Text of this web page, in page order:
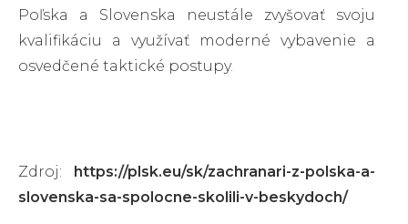
Poľska a Slovenska neustále zvyšovať svoju
kvalifikáciu a využívať moderné vybavenie a
osvedčené taktické postupy.
Zdroj:
https://plsk.eu/sk/zachranari-z-polska-a-
slovenska-sa-spolocne-skolili-v-beskydoch/